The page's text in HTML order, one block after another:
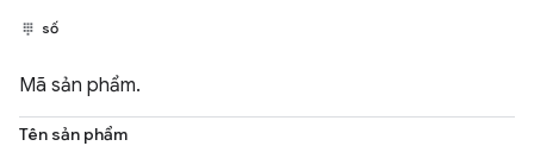
số
Mã sản phẩm.
Tên sản phẩm